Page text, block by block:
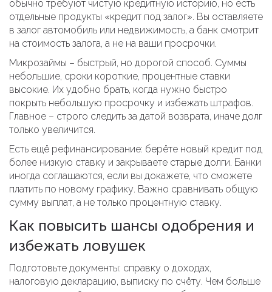
обычно требуют чистую кредитную историю, но есть
отдельные продукты «кредит под залог». Вы оставляете
в залог автомобиль или недвижимость, а банк смотрит
на стоимость залога, а не на ваши просрочки.
Микрозаймы – быстрый, но дорогой способ. Суммы
небольшие, сроки короткие, процентные ставки
высокие. Их удобно брать, когда нужно быстро
покрыть небольшую просрочку и избежать штрафов.
Главное – строго следить за датой возврата, иначе долг
только увеличится.
Есть ещё рефинансирование: берёте новый кредит под
более низкую ставку и закрываете старые долги. Банки
иногда соглашаются, если вы докажете, что сможете
платить по новому графику. Важно сравнивать общую
сумму выплат, а не только процентную ставку.
Как повысить шансы одобрения и
избежать ловушек
Подготовьте документы: справку о доходах,
налоговую декларацию, выписку по счёту. Чем больше